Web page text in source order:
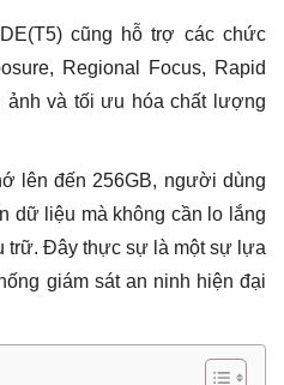
cũng hỗ trợ các chức
Regional Focus, Rapid
ảnh và tối ưu hóa chất lượng
lên đến 256GB, người dùng
dữ liệu mà không cần lo lắng
trữ. Đây thực sự là một sự lựa
giám sát an ninh hiện đại